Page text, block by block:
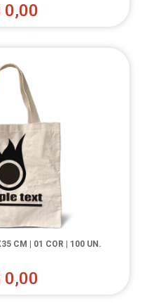
0,00
CM | 01 COR | 100 UN.
0,00